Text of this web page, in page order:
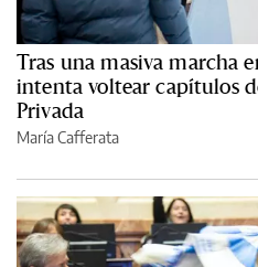
Tras una masiva marcha
intenta voltear capítulos
Privada
María Cafferata